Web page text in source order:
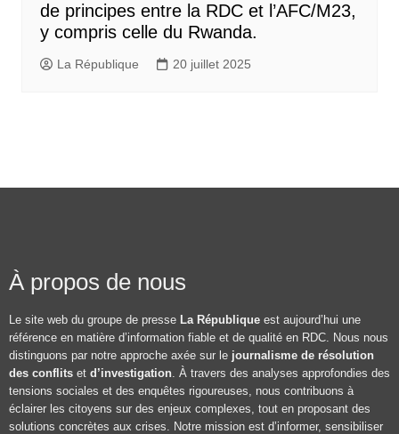
de principes entre la RDC et l’AFC/M23,
y compris celle du Rwanda.
La République 20 juillet 2025
À propos de nous
Le site web du groupe de presse La République est aujourd’hui une
référence en matière d’information fiable et de qualité en RDC. Nous nous
distinguons par notre approche axée sur le journalisme de résolution
des conflits et d’investigation. À travers des analyses approfondies des
tensions sociales et des enquêtes rigoureuses, nous contribuons à
éclairer les citoyens sur des enjeux complexes, tout en proposant des
solutions concrètes aux crises. Notre mission est d’informer, sensibiliser